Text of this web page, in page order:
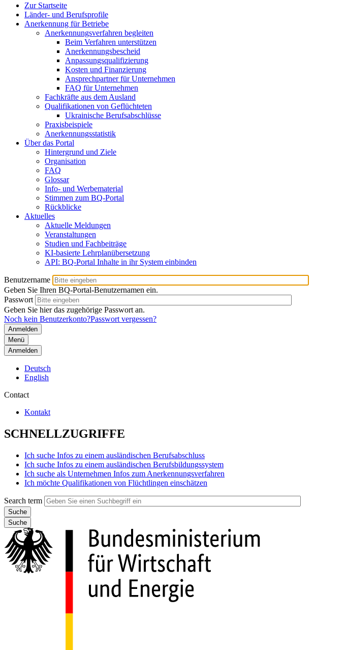
Zur Startseite
Länder- und Berufsprofile
Anerkennung für Betriebe
Anerkennungsverfahren begleiten
Beim Verfahren unterstützen
Anerkennungsbescheid
Anpassungsqualifizierung
Kosten und Finanzierung
Ansprechpartner für Unternehmen
FAQ für Unternehmen
Fachkräfte aus dem Ausland
Qualifikationen von Geflüchteten
Ukrainische Berufsabschlüsse
Praxisbeispiele
Anerkennungsstatistik
Über das Portal
Hintergrund und Ziele
Organisation
FAQ
Glossar
Info- und Werbematerial
Stimmen zum BQ-Portal
Rückblicke
Aktuelles
Aktuelle Meldungen
Veranstaltungen
Studien und Fachbeiträge
KI-basierte Lehrplanübersetzung
API: BQ-Portal Inhalte in ihr System einbinden
Benutzername
Geben Sie Ihren BQ-Portal-Benutzernamen ein.
Passwort
Geben Sie hier das zugehörige Passwort an.
Noch kein Benutzerkonto?Passwort vergessen?
Menü
Anmelden
Deutsch
English
Contact
Kontakt
SCHNELLZUGRIFFE
Ich suche Infos zu einem ausländischen Berufsabschluss
Ich suche Infos zu einem ausländischen Berufsbildungssystem
Ich suche als Unternehmen Infos zum Anerkennungsverfahren
Ich möchte Qualifikationen von Flüchtlingen einschätzen
Search term
Suche